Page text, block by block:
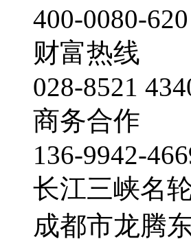
400-0080-620
财富热线
028-8521
商务合作
136-9942-
长江三峡名
成都市龙腾